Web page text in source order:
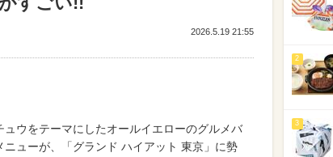
2026.5.19 21:55
ウをテーマにしたオールイエローのグルメバ
ューが、「グランド ハイアット 東京」に勢
2
3